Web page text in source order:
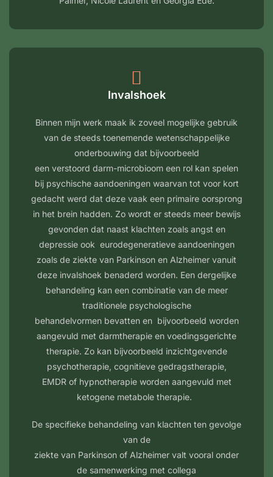
Invalshoek
Binnen mijn werk maak ik zoveel mogelijke gebruik
van de steeds toenemende wetenschappelijke
onderbouwing dat bijvoorbeeld
een verstoord darm-microbioom een rol kan spelen
bij psychische aandoeningen waarvan tot voor kort
gedacht werd dat deze vaak een primaire oorsprong
in het brein hadden. Zo wordt er steeds meer bewijs
gevonden dat naast klachten zoals angst en
depressie ook eurodegeneratieve aandoeningen
zoals de ziekte van Parkinson en Alzheimer vanuit
deze invalshoek benaderd worden. Een dergelijke
behandeling kan een combinatie van de meer
traditionele psychologische
behandelvormen bevatten en bijvoorbeeld worden
aangevuld met darmtherapie en voedingsgerichte
therapie. Zo kan bijvoorbeeld inzichtgevende
psychotherapie, cognitieve gedragstherapie,
EMDR of hypnotherapie worden aangevuld met
ketogene metabole therapie.
De specifieke behandeling van klachten ten gevolge
van de
ziekte van Parkinson of Alzheimer valt vooral onder
de samenwerking met collega